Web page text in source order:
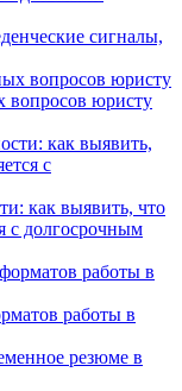
сигналы,
вопросов юристу
как выявить, что
с долгосрочным
работы в
резюме в